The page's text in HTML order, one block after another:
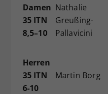
Damen
35 ITN
8,5–10
Nathalie
Greußing-
Pallavicini
Herren
35 ITN
6-10
Martin Borg